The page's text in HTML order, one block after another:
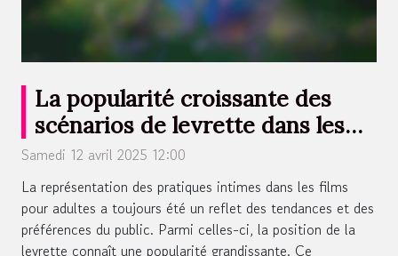
La popularité croissante des
scénarios de levrette dans les
films pour adultes
Samedi 12 avril 2025 12:00
La représentation des pratiques intimes dans les films
pour adultes a toujours été un reflet des tendances et des
préférences du public. Parmi celles-ci, la position de la
levrette connaît une popularité grandissante. Ce